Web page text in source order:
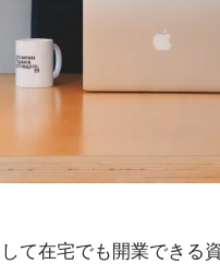
て在宅でも開業できる